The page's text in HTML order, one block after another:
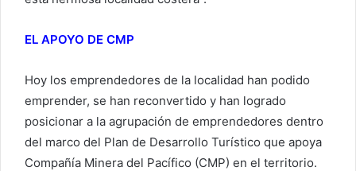
EL APOYO DE CMP
Hoy los emprendedores de la localidad han podido
emprender, se han reconvertido y han logrado
posicionar a la agrupación de emprendedores dentro
del marco del Plan de Desarrollo Turístico que apoya
Compañía Minera del Pacífico (CMP) en el territorio.